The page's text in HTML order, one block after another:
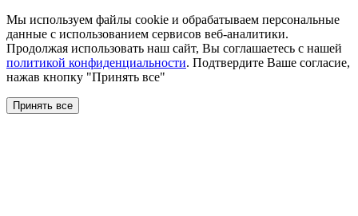
Мы используем файлы сookie и обрабатываем персональные
данные с использованием сервисов веб-аналитики.
Продолжая использовать наш сайт, Вы соглашаетесь с нашей
политикой конфиденциальности. Подтвердите Ваше согласие,
нажав кнопку "Принять все"
Принять все